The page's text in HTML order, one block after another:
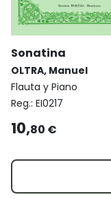
Sonatina
OLTRA, Manuel
Flauta y Piano
Reg.: EI0217
10,80 €